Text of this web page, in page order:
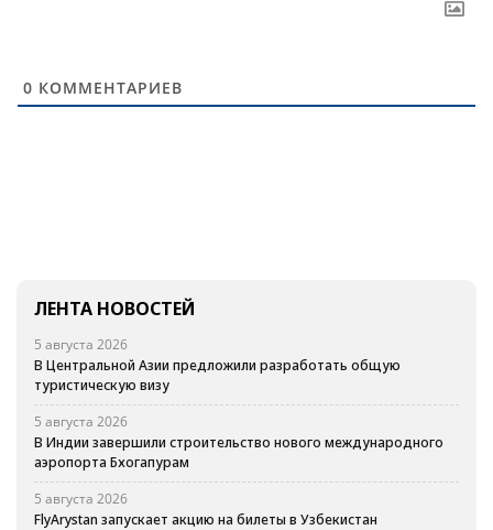
0 КОММЕНТАРИЕВ
ЛЕНТА НОВОСТЕЙ
5 августа 2026
В Центральной Азии предложили разработать общую
туристическую визу
5 августа 2026
В Индии завершили строительство нового международного
аэропорта Бхогапурам
5 августа 2026
FlyArystan запускает акцию на билеты в Узбекистан